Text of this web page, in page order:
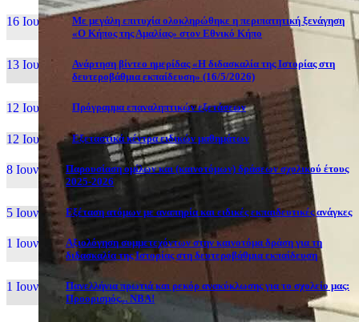
16 Ιουν, 26
Με μεγάλη επιτυχία ολοκληρώθηκε η περιπατητική ξενάγηση
«Ο Κήπος της Αμαλίας» στον Εθνικό Κήπο
13 Ιουν, 26
Ανάρτηση βίντεο ημερίδας «Η διδασκαλία της Ιστορίας στη
δευτεροβάθμια εκπαίδευση» (16/5/2026)
12 Ιουν, 26 Πρόγραμμα επαναληπτικών εξετάσεων
12 Ιουν, 26 Εξεταστικά κέντρα ειδικών μαθημάτων
8 Ιουν, 26
Παρουσίαση ομίλων και (καινοτόμων) δράσεων σχολικού έτους
2025-2026
5 Ιουν, 26 Εξέταση ατόμων με αναπηρία και ειδικές εκπαιδευτικές ανάγκες
1 Ιουν, 26
Αξιολόγηση συμμετεχόντων στην καινοτόμα δράση για τη
διδασκαλία της Ιστορίας στη δευτεροβάθμια εκπαίδευση
1 Ιουν, 26
Πανελλήνια πρωτιά και ρεκόρ ανακύκλωσης για το σχολείο μας:
Προορισμός... NBA!